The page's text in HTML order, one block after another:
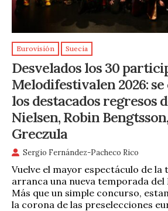
Eurovisión Suecia
Desvelados los 30
Melodifestivalen 2026:
los destacados regresos
Nielsen, Robin
Greczula
Sergio Fernández-Pacheco Rico
Vuelve el mayor espectáculo de la
arranca una nueva temporada del
Más que un simple concurso,
la corona de las preselecciones